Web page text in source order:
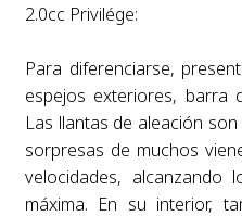
2.0cc Privilége:
Para diferenciarse,
espejos exteriores, barra
Las llantas de aleación
sorpresas de muchos
velocidades, alcanzando
máxima. En su interior,